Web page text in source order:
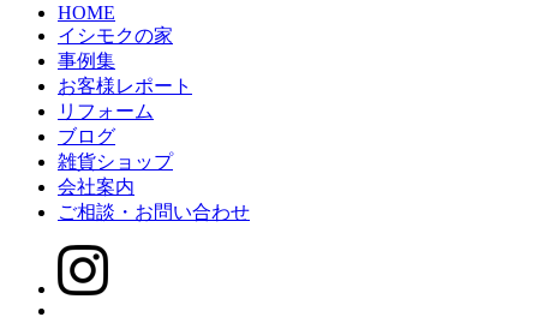
HOME
イシモクの家
事例集
お客様レポート
リフォーム
ブログ
雑貨ショップ
会社案内
ご相談・お問い合わせ